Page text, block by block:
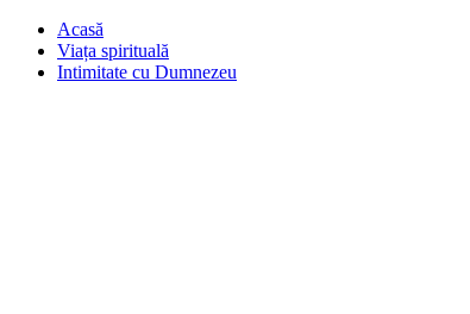
Acasă
Viața spirituală
Intimitate cu Dumnezeu